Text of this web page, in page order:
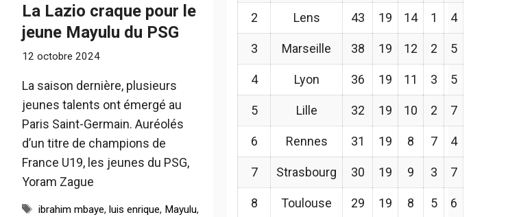
La Lazio craque pour le
jeune Mayulu du PSG
12 octobre 2024
La saison dernière, plusieurs
jeunes talents ont émergé au
Paris Saint-Germain. Auréolés
d’un titre de champions de
France U19, les jeunes du PSG,
Yoram Zague
Étiquettes
ibrahim mbaye,luis enrique, Mayulu,
2 Lens 43 19 14 1 4
3 Marseille 38 19 12 2 5
4 Lyon 36 19 11 3 5
5 Lille 32 19 10 2 7
6 Rennes 31 19 8 7 4
7 Strasbourg 30 19 9 3 7
8 Toulouse 29 19 8 5 6